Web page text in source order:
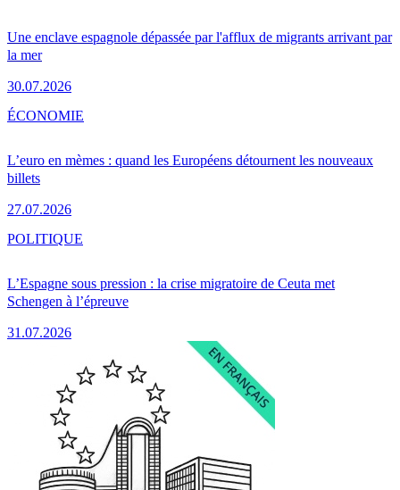
Une enclave espagnole dépassée par l'afflux de migrants arrivant par
la mer
30.07.2026
L’euro en mèmes : quand les Européens détournent les nouveaux
billets
27.07.2026
ÉCONOMIE
L’Espagne sous pression : la crise migratoire de Ceuta met
Schengen à l’épreuve
31.07.2026
POLITIQUE